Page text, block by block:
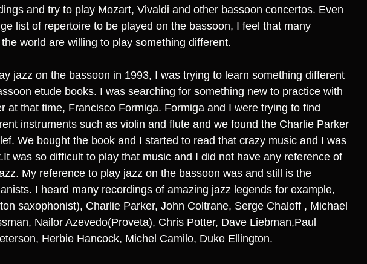
and try to play Mozart, Vivaldi and other bassoon concertos. Even
list of repertoire to be played on the bassoon, I feel that many
world are willing to play something different.
jazz on the bassoon in 1993, I was trying to learn something different
etude books. I was searching for something new to practice with
at that time, Francisco Formiga. Formiga and I were trying to find
instruments such as violin and flute and we found the Charlie Parker
We bought the book and I started to read that crazy music and I was
was so difficult to play that music and I did not have any reference of
My reference to play jazz on the bassoon was and still is the
I heard many recordings of amazing jazz legends for example,
saxophonist), Charlie Parker, John Coltrane, Serge Chaloff , Michael
Nailor Azevedo(Proveta), Chris Potter, Dave Liebman,Paul
Herbie Hancock, Michel Camilo, Duke Ellington.